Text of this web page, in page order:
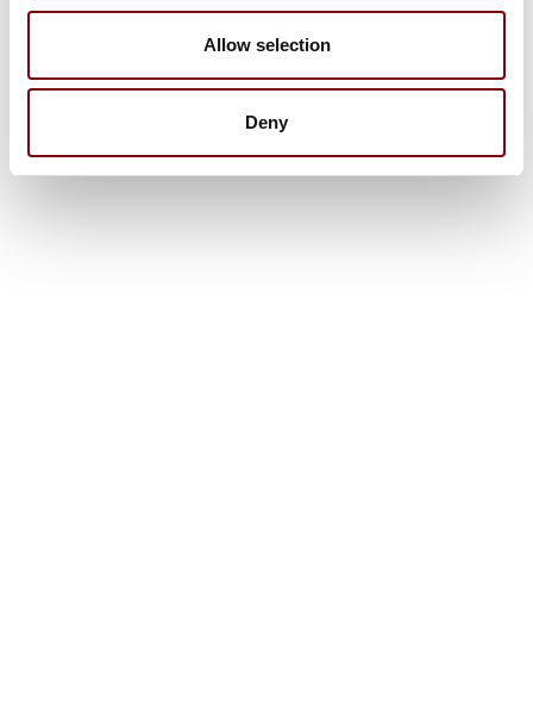
Allow selection
Deny